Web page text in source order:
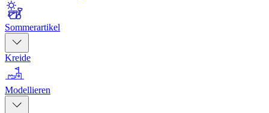
Sommerartikel
Kreide
Modellieren